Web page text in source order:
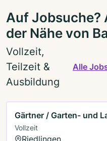
Auf Jobsuche?
der Nähe von
Vollzeit,
Teilzeit &
Ausbildung
Alle
Gärtner / Garten- und
Vollzeit
Riedlingen